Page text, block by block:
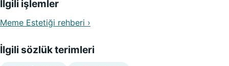
İlgili işlemler
Meme Estetiği rehberi ›
İlgili sözlük terimleri